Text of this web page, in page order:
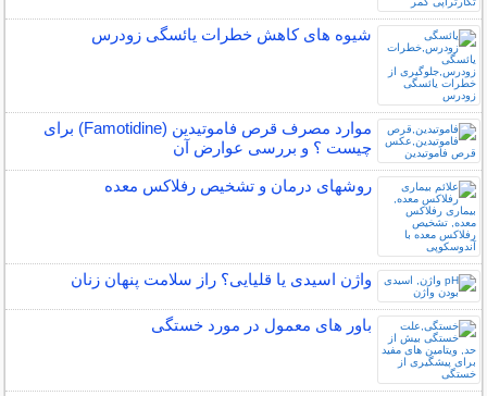
شیوه های کاهش خطرات یائسگی زودرس
موارد مصرف قرص فاموتیدین (Famotidine) برای
چیست ؟ و بررسی عوارض آن
روشهای درمان و تشخیص رفلاکس معده
واژن اسیدی یا قلیایی؟ راز سلامت پنهان زنان
باور های معمول در مورد خستگی